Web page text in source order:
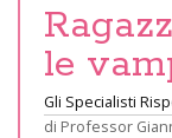
le
Gli Specialisti
di Professor